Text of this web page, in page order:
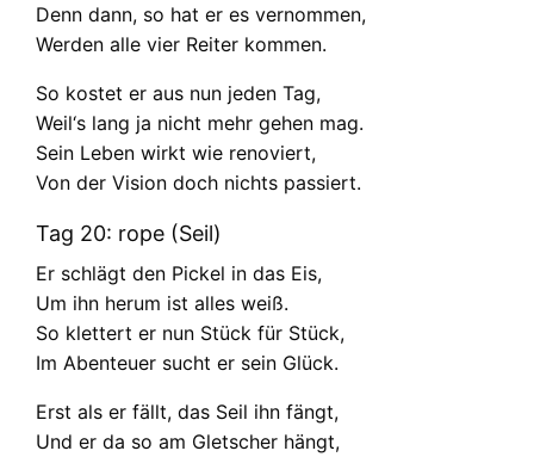
Denn dann, so hat er es vernommen,
Werden alle vier Reiter kommen.
So kostet er aus nun jeden Tag,
Weil‘s lang ja nicht mehr gehen mag.
Sein Leben wirkt wie renoviert,
Von der Vision doch nichts passiert.
Tag 20: rope (Seil)
Er schlägt den Pickel in das Eis,
Um ihn herum ist alles weiß.
So klettert er nun Stück für Stück,
Im Abenteuer sucht er sein Glück.
Erst als er fällt, das Seil ihn fängt,
Und er da so am Gletscher hängt,